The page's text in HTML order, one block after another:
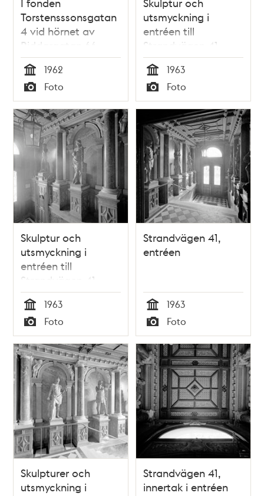
Torstensssonsgatan
4 vid hörnet av
Riddargatan 66
Tid
1962
Typ
Foto
utsmyckning i
entréen till
Strandvägen 41
Tid
1963
Typ
Foto
Skulptur och
utsmyckning i
entréen till
Strandvägen 41
Tid
1963
Typ
Foto
Strandvägen 41,
entréen
Tid
1963
Typ
Foto
Skulpturer och
utsmyckning i
Strandvägen 41,
innertak i entréen